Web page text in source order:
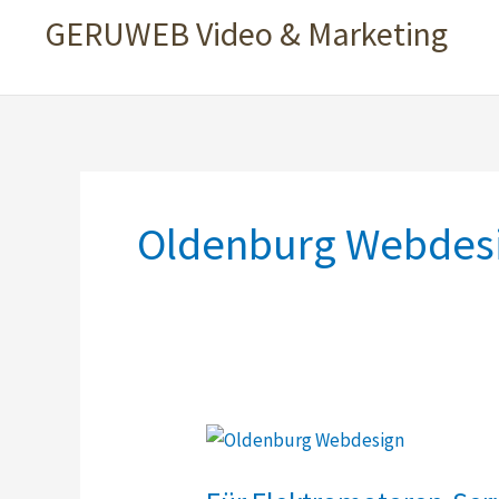
GERUWEB Video & Marketing
Oldenburg